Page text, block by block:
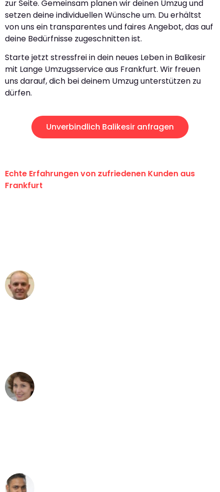
zur Seite. Gemeinsam planen wir deinen Umzug und
setzen deine individuellen Wünsche um. Du erhältst
von uns ein transparentes und faires Angebot, das auf
deine Bedürfnisse zugeschnitten ist.
Starte jetzt stressfrei in dein neues Leben in Balikesir
mit Lange Umzugsservice aus Frankfurt. Wir freuen
uns darauf, dich bei deinem Umzug unterstützen zu
dürfen.
Unverbindlich Balikesir anfragen
Echte Erfahrungen von zufriedenen Kunden aus
Frankfurt